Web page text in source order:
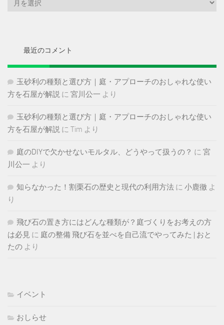
最近のコメント
玉砂利の種類と選び方｜庭・アプローチのおしゃれな使い
方を石屋が解説 に 宮川公一 より
玉砂利の種類と選び方｜庭・アプローチのおしゃれな使い
方を石屋が解説 に Tim より
庭のDIYで欠かせないモルタル、どうやって扱うの？ に 宮
川公一 より
知らなかった！割栗石の歴史と現代の利用方法 に 小鹿徹 よ
り
飛び石の置き方にはどんな種類が？庭づくりをお考えの方
は必見 に 庭の整備 飛び石を並べを自己流でやってみた | おと
たの より
イベント
おしらせ